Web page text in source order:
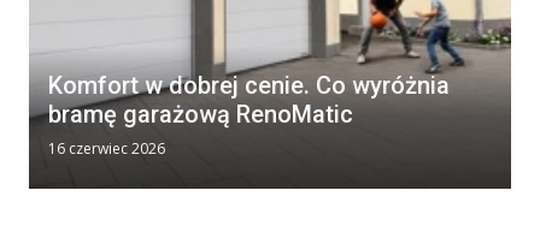
Komfort w dobrej cenie. Co wyróżnia
bramę garażową RenoMatic
16 czerwiec 2026